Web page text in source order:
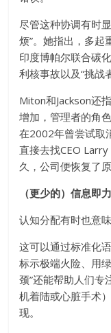
尽管这种协调有时
烦”。她指出，多
印度博帕尔联合碳
利核事故以及“挑战
Miton和Jackson还
增加，管理者的角
在2002年曾尝试取
直接去找CEO
久，公司便恢复了
（更少的）信息即
认知分配有时也意
这可以通过标准化
标示极端火险、用
颈”还能帮助人们专
机着陆或心脏手术
现。